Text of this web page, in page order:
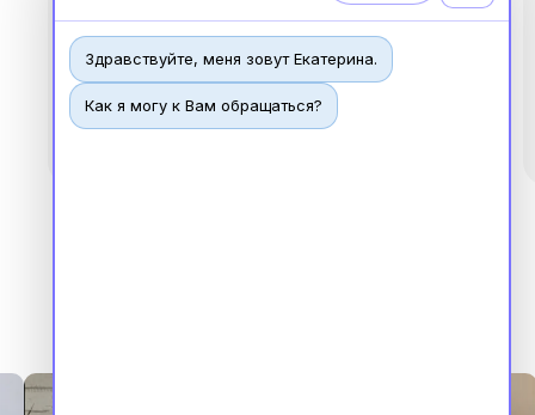
Здравствуйте, меня зовут Екатерина.
Как я могу к Вам обращаться?
После курса начала практику в
медицинском центре. Пациенты
приходят на психологическую
поддержку в онкоотделение — работа
ответственная, но очень ценная.